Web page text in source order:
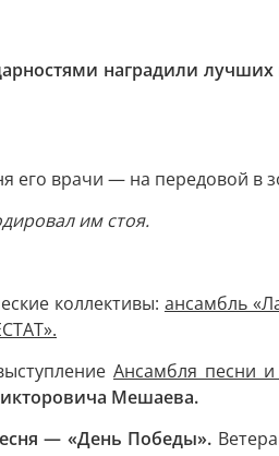
наградили лучших
его врачи — на передовой
им стоя.
коллективы: ансамбль
Ансамбля песни и
Мешаева.
— «День Победы».